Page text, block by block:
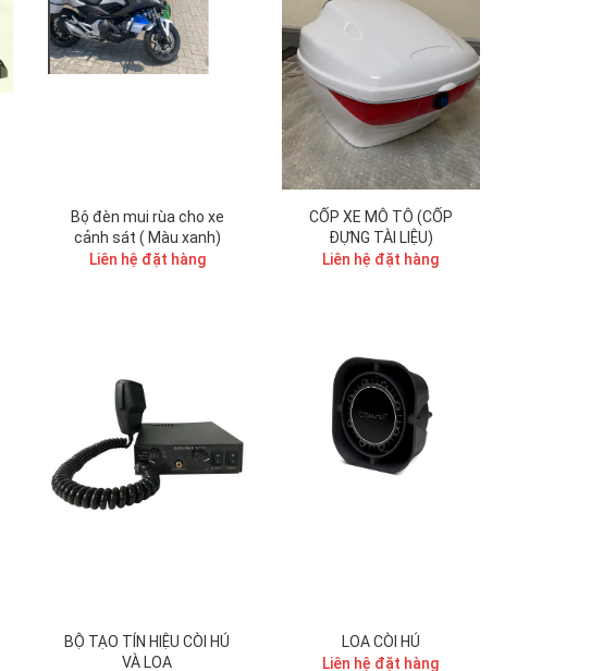
Bộ đèn mui rùa cho xe
cảnh sát ( Màu xanh)
Liên hệ đặt hàng
CỐP XE MÔ TÔ (CỐP
ĐỰNG TÀI LIỆU)
Liên hệ đặt hàng
BỘ TẠO TÍN HIỆU CÒI HÚ
VÀ LOA
LOA CÒI HÚ
Liên hệ đặt hàng